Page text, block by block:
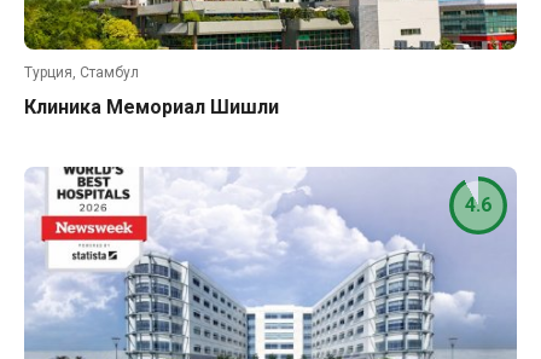
Турция, Стамбул
Клиника Мемориал Шишли
4.6